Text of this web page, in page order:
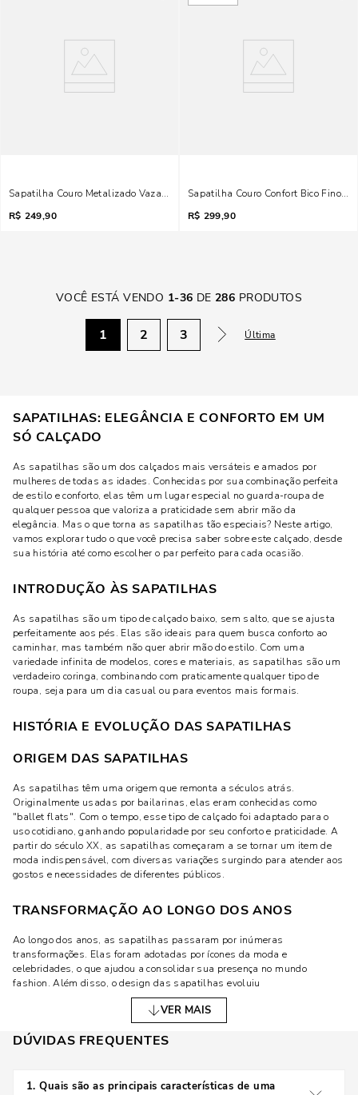
Sapatilha Couro Metalizado Vazado Bronze Laço
R$ 249,90
Sapatilha Couro Confort Bico Fino
R$ 299,90
VOCÊ ESTÁ VENDO 1-36 DE286 PRODUTOS
1 2 3 Última
SAPATILHAS: ELEGÂNCIA E CONFORTO EM UM
SÓ CALÇADO
As sapatilhas são um dos calçados mais versáteis e amados por
mulheres de todas as idades. Conhecidas por sua combinação perfeita
de estilo e conforto, elas têm um lugar especial no guarda-roupa de
qualquer pessoa que valoriza a praticidade sem abrir mão da
elegância. Mas o que torna as sapatilhas tão especiais? Neste artigo,
vamos explorar tudo o que você precisa saber sobre este calçado, desde
sua história até como escolher o par perfeito para cada ocasião.
INTRODUÇÃO ÀS SAPATILHAS
As sapatilhas são um tipo de calçado baixo, sem salto, que se ajusta
perfeitamente aos pés. Elas são ideais para quem busca conforto ao
caminhar, mas também não quer abrir mão do estilo. Com uma
variedade infinita de modelos, cores e materiais, as sapatilhas são um
verdadeiro coringa, combinando com praticamente qualquer tipo de
roupa, seja para um dia casual ou para eventos mais formais.
HISTÓRIA E EVOLUÇÃO DAS SAPATILHAS
ORIGEM DAS SAPATILHAS
As sapatilhas têm uma origem que remonta a séculos atrás.
Originalmente usadas por bailarinas, elas eram conhecidas como
"ballet flats". Com o tempo, esse tipo de calçado foi adaptado para o
uso cotidiano, ganhando popularidade por seu conforto e praticidade. A
partir do século XX, as sapatilhas começaram a se tornar um item de
moda indispensável, com diversas variações surgindo para atender aos
gostos e necessidades de diferentes públicos.
TRANSFORMAÇÃO AO LONGO DOS ANOS
Ao longo dos anos, as sapatilhas passaram por inúmeras
transformações. Elas foram adotadas por ícones da moda e
celebridades, o que ajudou a consolidar sua presença no mundo
fashion. Além disso, o design das sapatilhas evoluiu
significativamente, incorporando elementos modernos que as tornam
ainda mais atraentes e funcionais. Hoje, é possível encontrar
sapatilhas com diferentes tipos de bico, como arredondado, fino, ou
quadrado, e em materiais que variam do couro ao tecido.
MODELOS POPULARES DE SAPATILHAS
VER MAIS
DÚVIDAS FREQUENTES
1.Quais são as principais características de uma